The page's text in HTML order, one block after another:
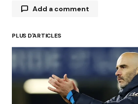
Add a comment
Votre adresse e-mail ne sera
champs obligatoires sont
Comment*
PLUS D'ARTICLES